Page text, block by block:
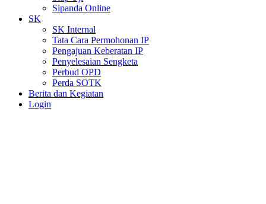
Sipanda Online
SK
SK Internal
Tata Cara Permohonan IP
Pengajuan Keberatan IP
Penyelesaian Sengketa
Perbud OPD
Perda SOTK
Berita dan Kegiatan
Login